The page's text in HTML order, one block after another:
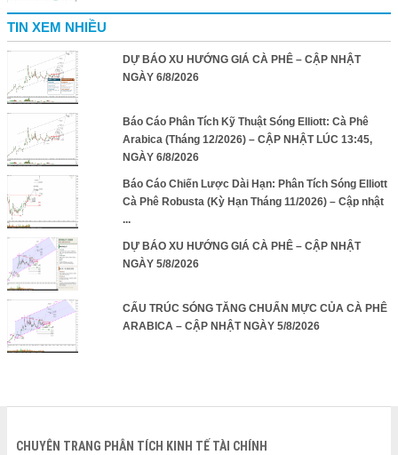
TIN XEM NHIỀU
DỰ BÁO XU HƯỚNG GIÁ CÀ PHÊ – CẬP NHẬT
NGÀY 6/8/2026
Báo Cáo Phân Tích Kỹ Thuật Sóng Elliott: Cà Phê
Arabica (Tháng 12/2026) – CẬP NHẬT LÚC 13:45,
NGÀY 6/8/2026
Báo Cáo Chiến Lược Dài Hạn: Phân Tích Sóng Elliott
Cà Phê Robusta (Kỳ Hạn Tháng 11/2026) – Cập nhật
...
DỰ BÁO XU HƯỚNG GIÁ CÀ PHÊ – CẬP NHẬT
NGÀY 5/8/2026
CẤU TRÚC SÓNG TĂNG CHUẨN MỰC CỦA CÀ PHÊ
ARABICA – CẬP NHẬT NGÀY 5/8/2026
CHUYÊN TRANG PHÂN TÍCH KINH TẾ TÀI CHÍNH